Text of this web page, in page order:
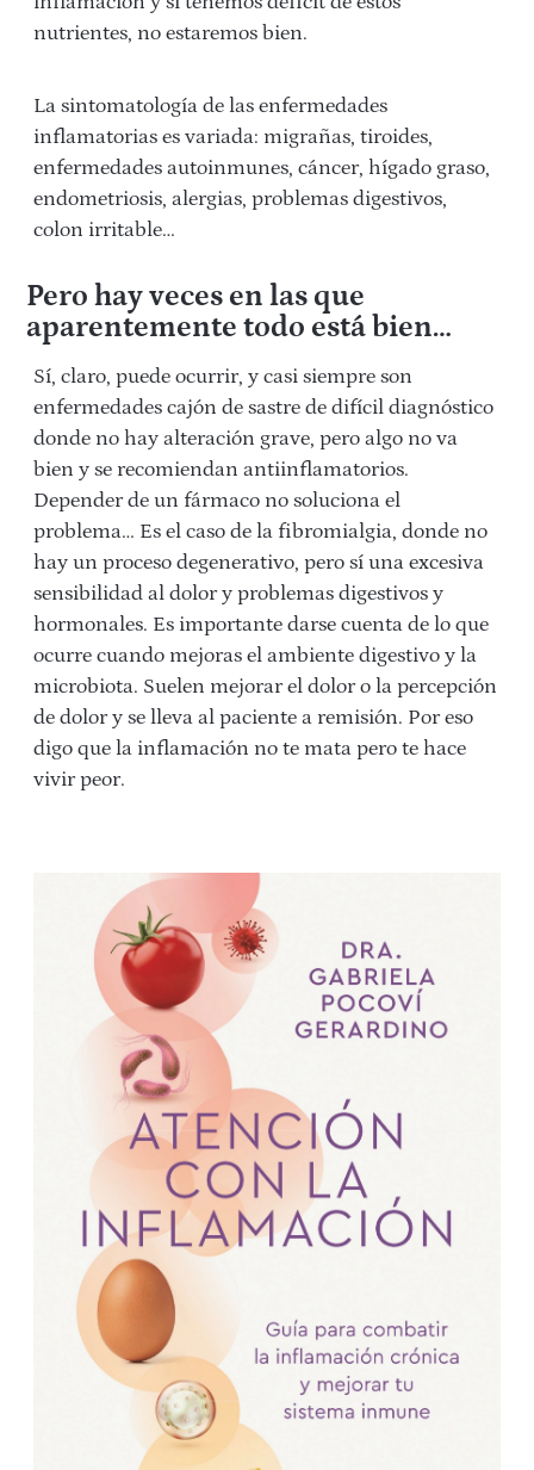
nutrientes, no estaremos bien.
La sintomatología de las enfermedades
inflamatorias es variada: migrañas, tiroides,
enfermedades autoinmunes, cáncer, hígado graso,
endometriosis, alergias, problemas digestivos,
colon irritable…
Pero hay veces en las que
aparentemente todo está bien…
Sí, claro, puede ocurrir, y casi siempre son
enfermedades cajón de sastre de difícil diagnóstico
donde no hay alteración grave, pero algo no va
bien y se recomiendan antiinflamatorios.
Depender de un fármaco no soluciona el
problema… Es el caso de la fibromialgia, donde no
hay un proceso degenerativo, pero sí una excesiva
sensibilidad al dolor y problemas digestivos y
hormonales. Es importante darse cuenta de lo que
ocurre cuando mejoras el ambiente digestivo y la
microbiota. Suelen mejorar el dolor o la percepción
de dolor y se lleva al paciente a remisión. Por eso
digo que la inflamación no te mata pero te hace
vivir peor.